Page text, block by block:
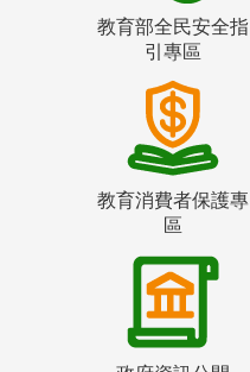
教育部全民安全指
引專區
教育消費者保護專
區